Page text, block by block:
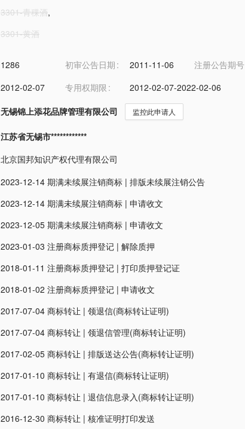
3301-青稞酒,
3301-黄酒
1286 初审公告日期 2011-11-06 注册公告期号
2012-02-07 专用权期限
2012-02-07-2022-02-06
无锡锦上添花品牌管理有限公司 监控此申请人
江苏省无锡市************
北京国邦知识产权代理有限公司
2023-12-14 期满未续展注销商标 | 排版未续展注销公告
2023-12-14 期满未续展注销商标 | 申请收文
2023-12-05 期满未续展注销商标 | 申请收文
2023-01-03 注册商标质押登记 | 解除质押
2018-01-11 注册商标质押登记 | 打印质押登记证
2018-01-02 注册商标质押登记 | 申请收文
2017-07-04 商标转让 | 领退信(商标转让证明)
2017-07-04 商标转让 | 领退信管理(商标转让证明)
2017-02-05 商标转让 | 排版送达公告(商标转让证明)
2017-01-10 商标转让 | 有退信(商标转让证明)
2017-01-10 商标转让 | 退信信息录入(商标转让证明)
2016-12-30 商标转让 | 核准证明打印发送